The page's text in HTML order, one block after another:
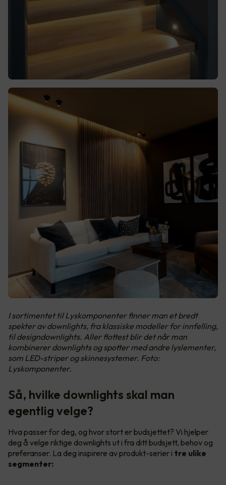
I sortimentet til Lyskomponenter finner man et bredt
spekter av downlights, fra klassiske modeller for innfelling,
til designdownlights. Aller flottest blir det når man
kombinerer downlights og spotter med andre lyslementer,
som LED-striper og skinnesystemer. Foto:
Lyskomponenter.
Så, hvilke downlights skal man
egentlig velge?
Hva passer for deg, og hvor stort er budsjettet? Vi hjelper
deg å velge riktige downlights ut i fra ditt budsjett, behov og
preferanser. La deg inspirere av produkt-serier i tre ulike
segmenter: